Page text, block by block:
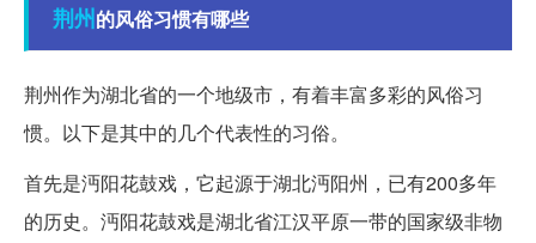
荆州的风俗习惯有哪些
荆州作为湖北省的一个地级市，有着丰富多彩的风俗习
惯。以下是其中的几个代表性的习俗。
首先是沔阳花鼓戏，它起源于湖北沔阳州，已有200多年
的历史。沔阳花鼓戏是湖北省江汉平原一带的国家级非物